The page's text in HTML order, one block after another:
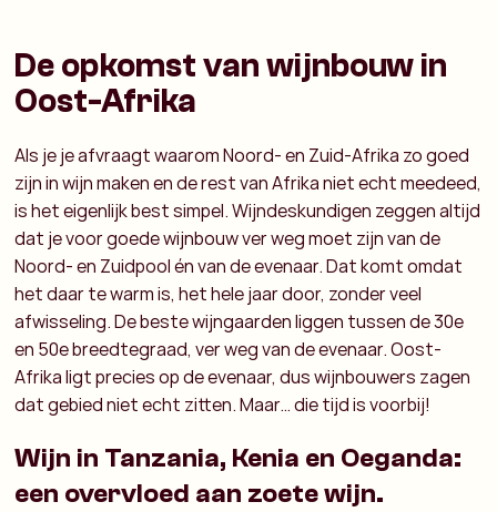
De opkomst van wijnbouw in
Oost-Afrika
Als je je afvraagt waarom Noord- en Zuid-Afrika zo goed
zijn in wijn maken en de rest van Afrika niet echt meedeed,
is het eigenlijk best simpel. Wijndeskundigen zeggen altijd
dat je voor goede wijnbouw ver weg moet zijn van de
Noord- en Zuidpool én van de evenaar. Dat komt omdat
het daar te warm is, het hele jaar door, zonder veel
afwisseling. De beste wijngaarden liggen tussen de 30e
en 50e breedtegraad, ver weg van de evenaar. Oost-
Afrika ligt precies op de evenaar, dus wijnbouwers zagen
dat gebied niet echt zitten. Maar… die tijd is voorbij!
Wijn in Tanzania, Kenia en Oeganda:
een overvloed aan zoete wijn.